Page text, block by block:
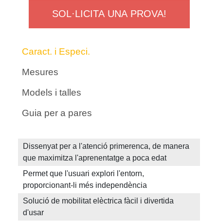
SOL·LICITA UNA PROVA!
Caract. i Especi.
Mesures
Models i talles
Guia per a pares
Dissenyat per a l'atenció primerenca, de manera
que maximitza l'aprenentatge a poca edat
Permet que l'usuari explori l'entorn,
proporcionant-li més independència
Solució de mobilitat elèctrica fàcil i divertida
d'usar